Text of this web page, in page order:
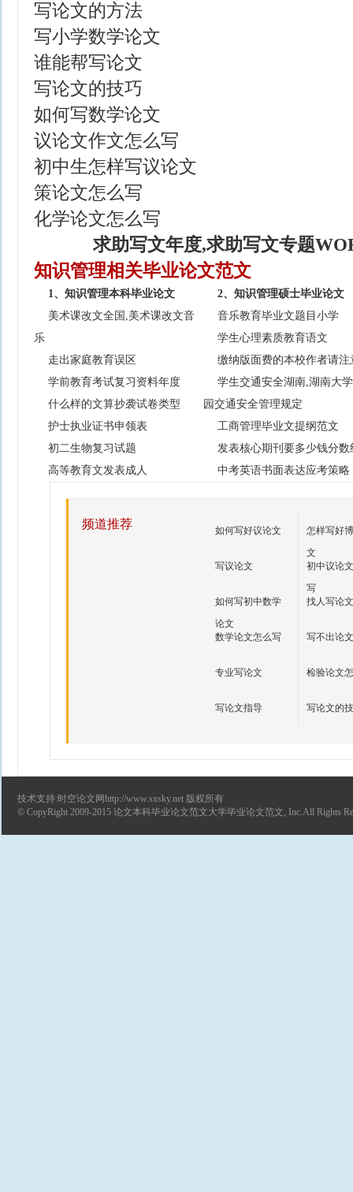
写论文的方法
写小学数学论文
谁能帮写论文
写论文的技巧
如何写数学论文
议论文作文怎么写
初中生怎样写议论文
策论文怎么写
化学论文怎么写
求助写文年度,求助写文专题
知识管理相关毕业论文范文
1、知识管理本科毕业论文
美术课改文全国,美术课改文音
乐
走出家庭教育误区
学前教育考试复习资料年度
什么样的文算抄袭试卷类型
护士执业证书申领表
初二生物复习试题
高等教育文发表成人
2、知识管理硕士毕业论文
音乐教育毕业文题目小学
学生心理素质教育语文
缴纳版面费的本校作者请注
学生交通安全湖南,湖南大
园交通安全管理规定
工商管理毕业文提纲范文
发表核心期刊要多少钱分数
中考英语书面表达应考策略
频道推荐 如何写好议论文
怎样写好
文
写议论文
初中议论
写
如何写初中数学
论文
找人写论文
数学论文怎么写 写不出论文
专业写论文 检验论文
写论文指导 写论文的
技术支持:时空论文网http://www.sxsky.net 版权所有
© CopyRight 2009-2015 论文本科毕业论文范文大学毕业论文范文, Inc.All Rights